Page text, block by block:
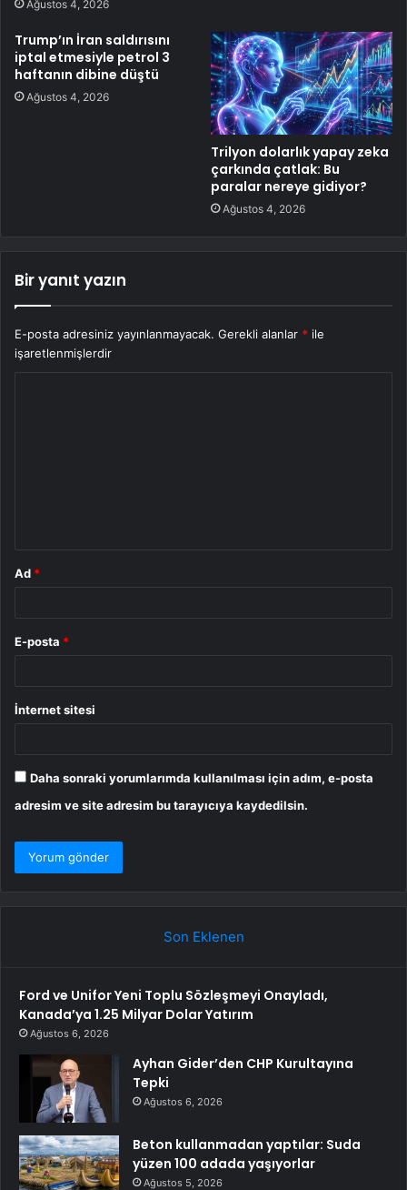
Ağustos 4, 2026
Trump’ın İran saldırısını
iptal etmesiyle petrol 3
haftanın dibine düştü
Ağustos 4, 2026
Trilyon dolarlık yapay zeka
çarkında çatlak: Bu
paralar nereye gidiyor?
Ağustos 4, 2026
Bir yanıt yazın
E-posta adresiniz yayınlanmayacak. Gerekli alanlar * ile
işaretlenmişlerdir
Ad *
E-posta *
İnternet sitesi
Daha sonraki yorumlarımda kullanılması için adım, e-posta
adresim ve site adresim bu tarayıcıya kaydedilsin.
Son Eklenen
Ford ve Unifor Yeni Toplu Sözleşmeyi Onayladı,
Kanada’ya 1.25 Milyar Dolar Yatırım
Ağustos 6, 2026
Ayhan Gider’den CHP Kurultayına
Tepki
Ağustos 6, 2026
Beton kullanmadan yaptılar: Suda
yüzen 100 adada yaşıyorlar
Ağustos 5, 2026